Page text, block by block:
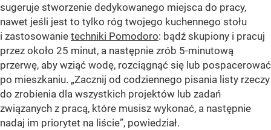
sugeruje stworzenie dedykowanego miejsca do pracy,
nawet jeśli jest to tylko róg twojego kuchennego stołu
i zastosowanie techniki Pomodoro: bądź skupiony i pracuj
przez około 25 minut, a następnie zrób 5-minutową
przerwę, aby wziąć wodę, rozciągnąć się lub pospacerować
po mieszkaniu. „Zacznij od codziennego pisania listy rzeczy
do zrobienia dla wszystkich projektów lub zadań
związanych z pracą, które musisz wykonać, a następnie
nadaj im priorytet na liście”, powiedział.